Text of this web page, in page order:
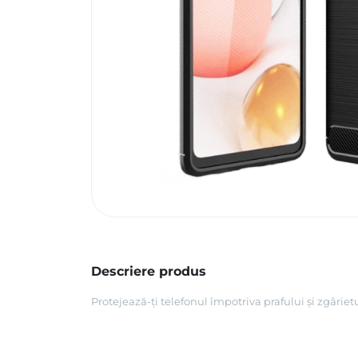
Descriere produs
Protejează-ți telefonul împotriva prafului și